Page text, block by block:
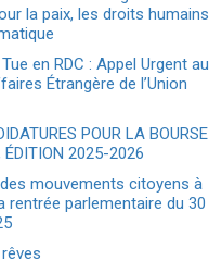
la paix, les droits humains
en RDC : Appel Urgent au
Étrangère de l’Union
POUR LA BOURSE
ÉDITION 2025-2026
mouvements citoyens à
rentrée parlementaire du 30